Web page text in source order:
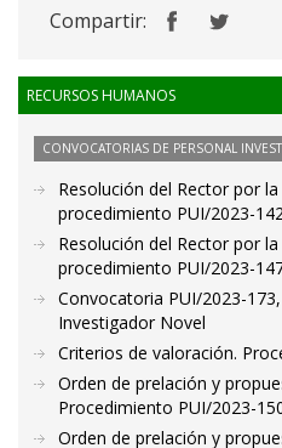
Compartir:
RECURSOS HUMANOS
CONVOCATORIAS DE PERSONAL
Resolución del Rector por
procedimiento PUI/2023-
Resolución del Rector por
procedimiento PUI/2023-
Convocatoria PUI/2023-
Investigador Novel
Criterios de valoración.
Orden de prelación y
Procedimiento PUI/2023-
Orden de prelación y